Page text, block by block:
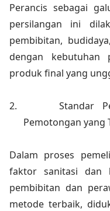
Perancis sebagai
persilangan ini
pembibitan,
dengan kebutuhan
produk final yang
2.
Standar
Pemotongan yang
Dalam proses
faktor sanitasi dan
pembibitan dan
metode terbaik,